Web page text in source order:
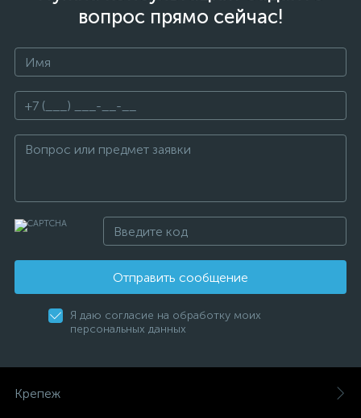
вопрос прямо сейчас!
Отправить сообщение
Я даю согласие на обработку моих
персональных данных
Крепеж